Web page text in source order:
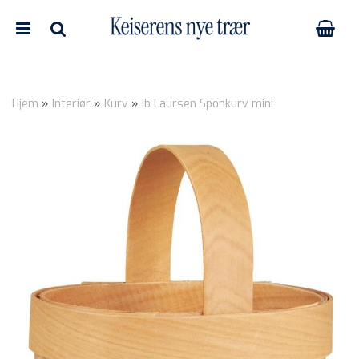
Hjem » Interiør » Kurv » Ib Laursen Sponkurv mini